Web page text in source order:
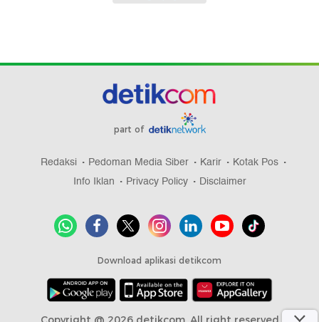
part of
Redaksi Pedoman Media Siber Karir
Kotak Pos
Info Iklan
Privacy Policy Disclaimer
Download aplikasi detikcom